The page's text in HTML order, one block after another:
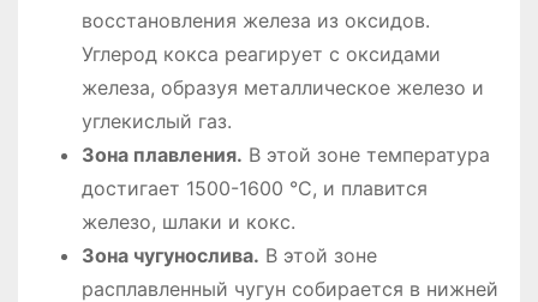
восстановления железа из оксидов.
Углерод кокса реагирует с оксидами
железа, образуя металлическое железо и
углекислый газ.
Зона плавления. В этой зоне температура
достигает 1500-1600 °C, и плавится
железо, шлаки и кокс.
Зона чугунослива. В этой зоне
расплавленный чугун собирается в нижней